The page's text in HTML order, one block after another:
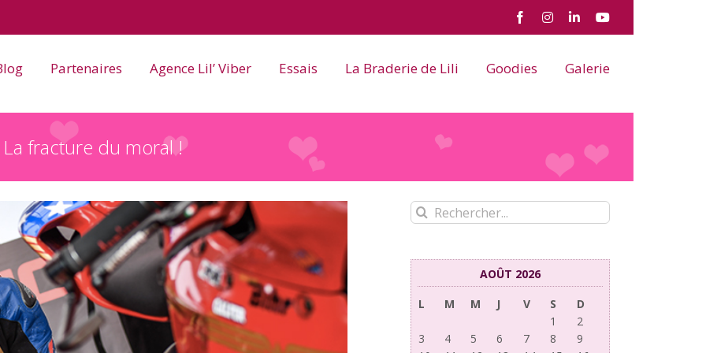
FacebookInstagram
LinkedInYouTube
Partenaires Agence Lil’ Viber Essais La Braderie de Lili Goodies Galerie
fracture du moral !
Rechercher:
AOÛT 2026
L
M M J V S
D
1
2
3
4 5 6 7 8
9